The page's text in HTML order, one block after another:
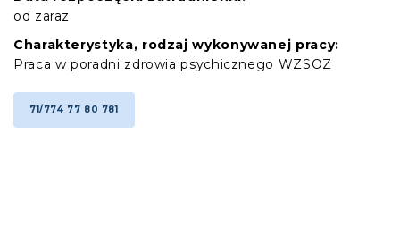
od zaraz
Charakterystyka, rodzaj wykonywanej pracy:
Praca w poradni zdrowia psychicznego WZSOZ
71/774 77 80 781